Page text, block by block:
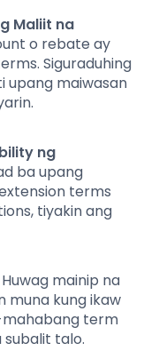
Maliit na
o rebate ay
Siguraduhing
upang maiwasan
ng
ba upang
terms
tiyakin ang
Huwag mainip na
muna kung ikaw
term
talo.